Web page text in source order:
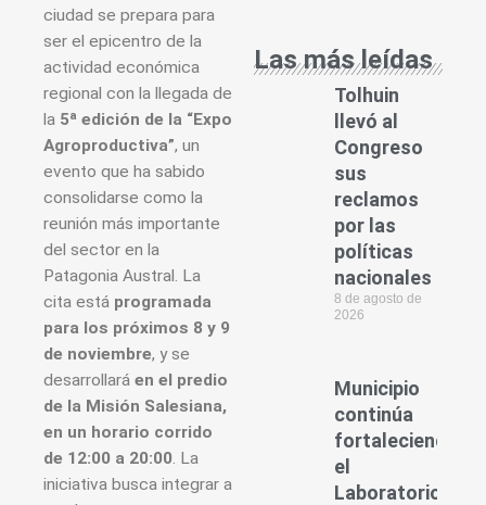
ciudad se prepara para
ser el epicentro de la
actividad económica
regional con la llegada de
la 5ª edición de la “Expo
Agroproductiva”, un
evento que ha sabido
consolidarse como la
reunión más importante
del sector en la
Patagonia Austral. La
cita está programada
para los próximos 8 y 9
de noviembre, y se
desarrollará en el predio
de la Misión Salesiana,
en un horario corrido
de 12:00 a 20:00. La
iniciativa busca integrar a
Las más leídas
Tolhuin
llevó al
Congreso
sus
reclamos
por las
políticas
nacionales
8 de agosto de
2026
Municipio
continúa
fortaleciendo
el
Laboratorio